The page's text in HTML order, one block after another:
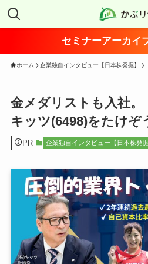
セミナーアーカイ
ホーム 企業独自インタビュー【日本株発掘】
金メダリストも入社。
キッツ(6498)をたけぞ
PR 企業独自インタビュー【日本株発掘